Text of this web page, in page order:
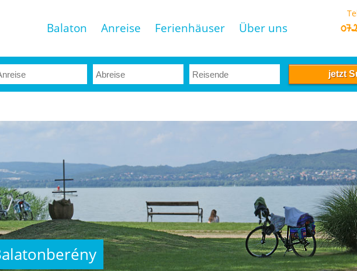
Balaton Anreise Ferienhäuser Über uns